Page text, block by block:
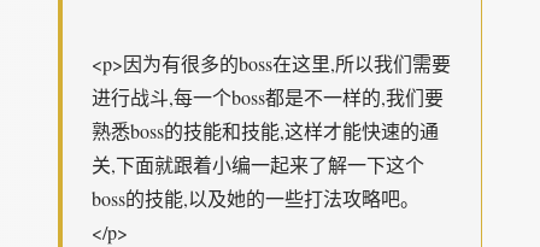
<p>因为有很多的boss在这里,所以我们需要
进行战斗,每一个boss都是不一样的,我们要
熟悉boss的技能和技能,这样才能快速的通
关,下面就跟着小编一起来了解一下这个
boss的技能,以及她的一些打法攻略吧。
</p>